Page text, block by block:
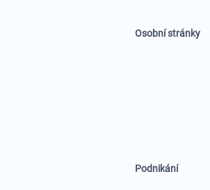
Osobní stránky
Podnikání